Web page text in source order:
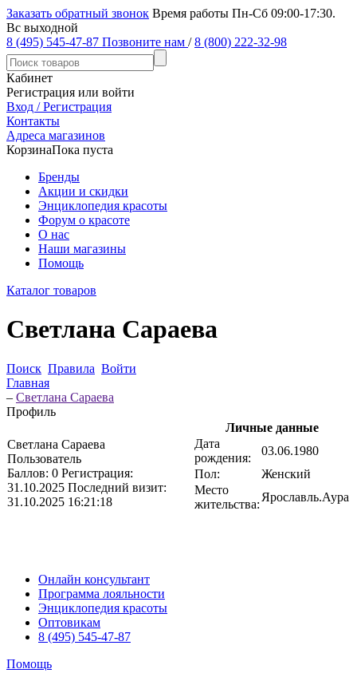
Заказать обратный звонок Время работы Пн-Сб 09:00-17:30.
Вс выходной
8 (495) 545-47-87 Позвоните нам / 8 (800) 222-32-98
Кабинет
Регистрация или войти
Вход / Регистрация
Контакты
Адреса магазинов
КорзинаПока пуста
Бренды
Акции и скидки
Энциклопедия красоты
Форум о красоте
О нас
Наши магазины
Помощь
Каталог товаров
Светлана Сараева
Поиск Правила Войти
Главная
– Светлана Сараева
Профиль
Светлана Сараева
Пользователь
Баллов: 0 Регистрация:
31.10.2025 Последний визит:
31.10.2025 16:21:18
Личные данные
Дата
рождения:
03.06.1980
Пол:
Женский
Место
жительства:
Ярославль.Аура
Онлайн консультант
Программа лояльности
Энциклопедия красоты
Оптовикам
8 (495) 545-47-87
Помощь